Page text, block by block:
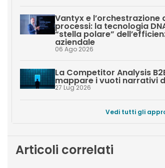
Vantyx e l’orchestrazione
processi: la tecnologia
“stella polare”
aziendale
06 Ago 2026
La Competitor Analysis
mappare i vuoti narrativi
27 Lug 2026
Vedi tutti gli
Articoli correlati